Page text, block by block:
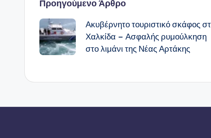
Πλοήγηση
δημοσιεύσεων
Προηγούμενο Άρθρο
Ακυβέρνητο τουριστικό σκάφος
Χαλκίδα – Ασφαλής ρυμούλκηση
στο λιμάνι της Νέας Αρτάκης